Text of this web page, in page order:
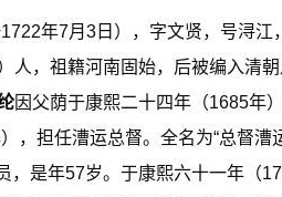
1722年7月3日），字文贤，号浔
人，祖籍河南固始，后被编入清
因父荫于康熙二十四年（1685年
，担任漕运总督。全名为“总督漕
，是年57岁。于康熙六十一年（